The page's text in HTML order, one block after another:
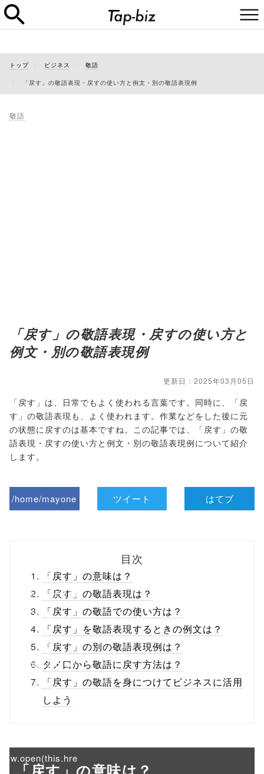
トップ ビジネス 敬語
「戻す」の敬語表現・戻すの使い方と例文・別の敬語表現例
敬語
「戻す」の敬語表現・戻すの使い方と
例文・別の敬語表現例
更新日：2025年03月05日
「戻す」は、日常でもよく使われる言葉です。同時に、「戻
す」の敬語表現も、よく使われます。作業などをした後に元
の状態に戻すのは基本ですね。この記事では、「戻す」の敬
語表現・戻すの使い方と例文・別の敬語表現例について紹介
します。
/home/mayone
ml/wp-
content/themes
/tapbiz_theme/
parts/sns-
buttons.php on
line10
/1040368"
w.open(this.hre
ツイート はてブ
目次
「戻す」の意味は？
「戻す」の敬語表現は？
「戻す」の敬語での使い方は？
「戻す」を敬語表現するときの例文は？
「戻す」の別の敬語表現例は？
タメ口から敬語に戻す方法は？
「戻す」の敬語を身につけてビジネスに活用
しよう
「戻す」の意味は？